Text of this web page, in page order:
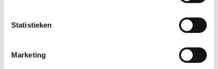
Statistieken
Marketing